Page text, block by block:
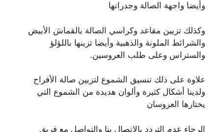
وأيضا واجهة الصالة وجدرانها
وكذلك تزيين مقاعد وكراسي الصالة بالقماش الأبيض
والشرائط الملونة والذهبية وأيضا تزينها باللؤلؤ
والستراس وعلى طلب العروسين.
علاوة على ذلك تنسيق الشموع لتزيين صالة الأفراح
ولدينا أشكال كثيرة وألوان هديدة من الشموع التي
يختارها العروسان
الرجاء عدم التردد بالاتصال بنا والتواصل مع فريق